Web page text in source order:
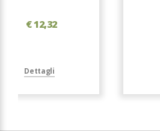
€ 12,32
Dettagli